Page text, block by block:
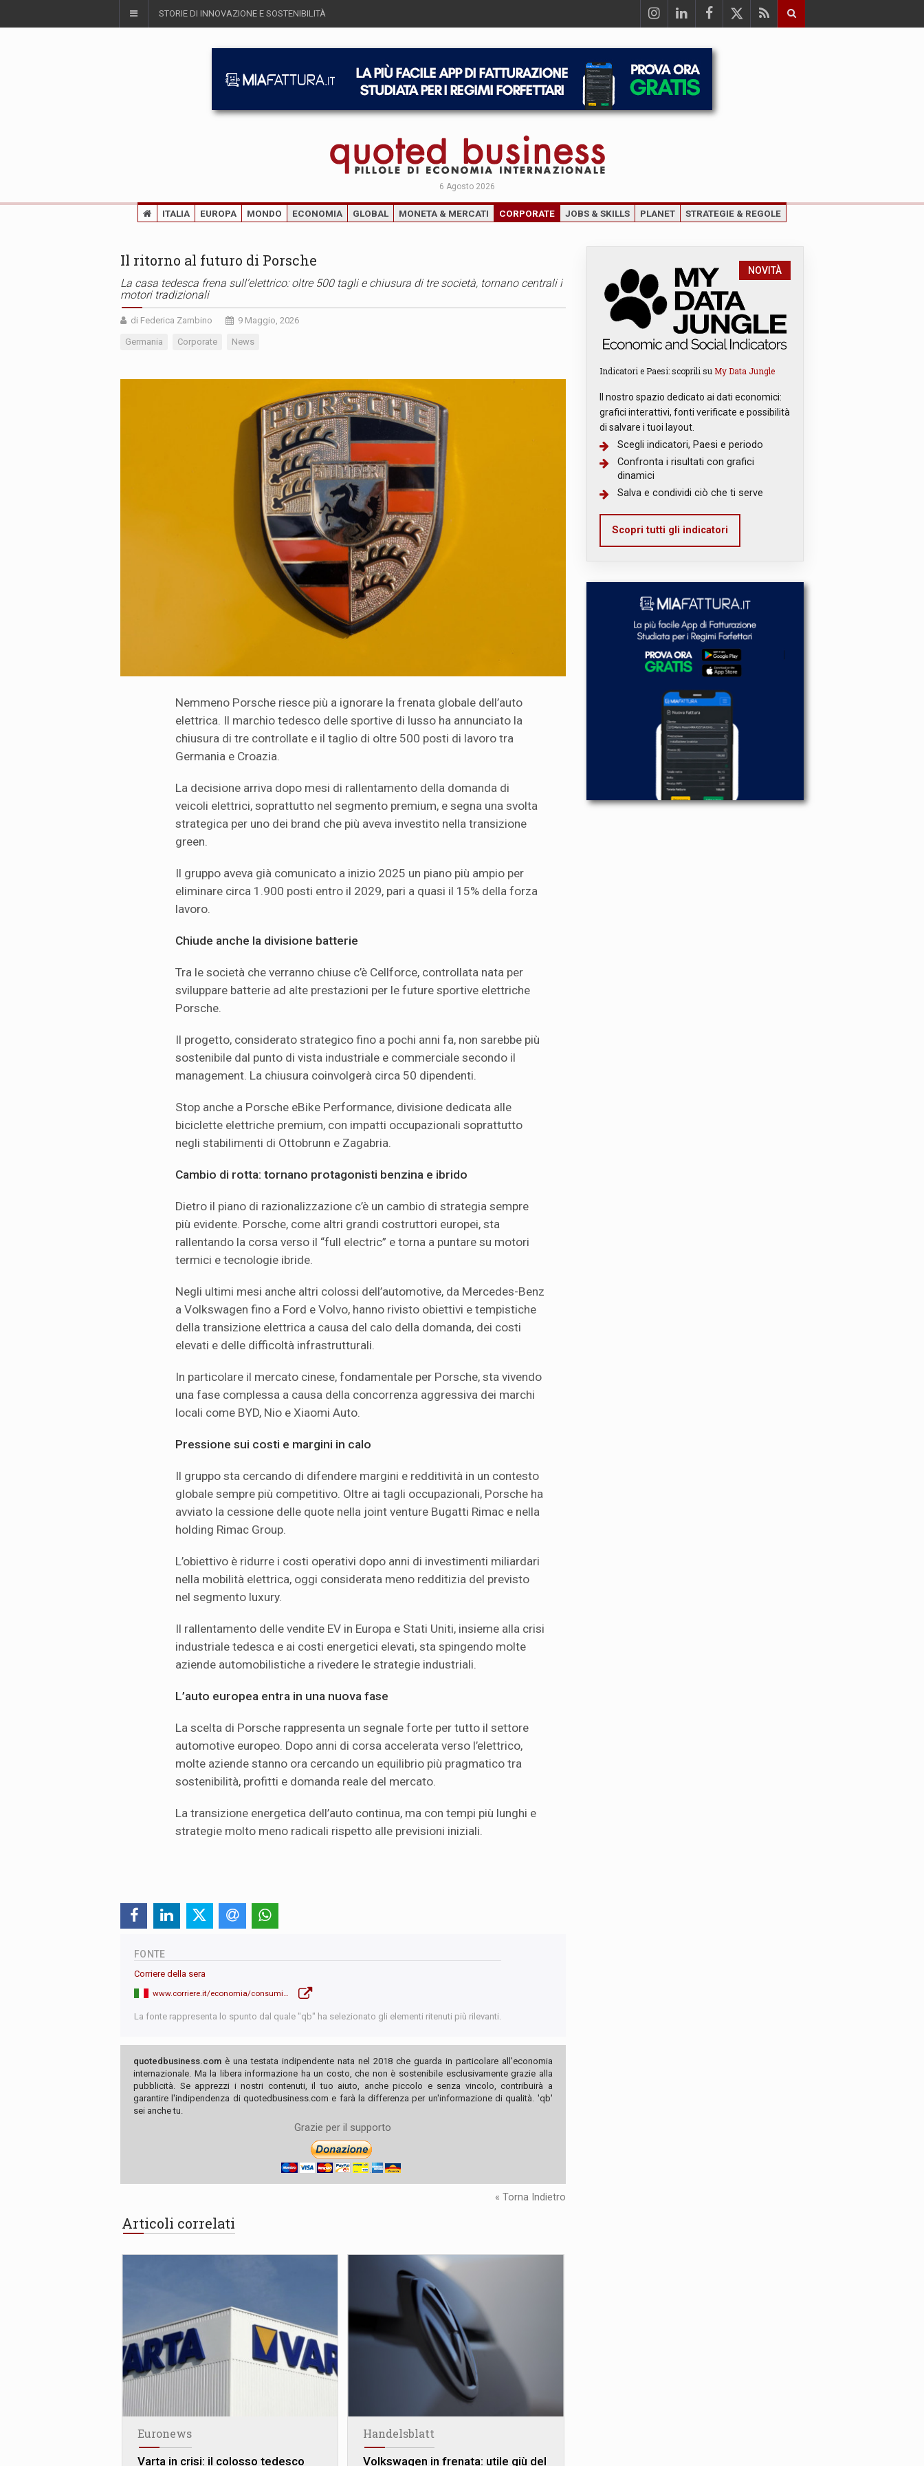
STORIE DI INNOVAZIONE E SOSTENIBILITÀ
6 Agosto 2026
ITALIA EUROPA MONDO ECONOMIA GLOBAL MONETA & MERCATI CORPORATE JOBS & SKILLS PLANET STRATEGIE & REGOLE
Il ritorno al futuro di Porsche
La casa tedesca frena sull’elettrico: oltre 500 tagli e chiusura di tre società, tornano centrali i
motori tradizionali
di Federica Zambino 9 Maggio, 2026
Germania Corporate News
Nemmeno Porsche riesce più a ignorare la frenata globale dell’auto
elettrica. Il marchio tedesco delle sportive di lusso ha annunciato la
chiusura di tre controllate e il taglio di oltre 500 posti di lavoro tra
Germania e Croazia.
La decisione arriva dopo mesi di rallentamento della domanda di
veicoli elettrici, soprattutto nel segmento premium, e segna una svolta
strategica per uno dei brand che più aveva investito nella transizione
green.
Il gruppo aveva già comunicato a inizio 2025 un piano più ampio per
eliminare circa 1.900 posti entro il 2029, pari a quasi il 15% della forza
lavoro.
Chiude anche la divisione batterie
Tra le società che verranno chiuse c’è Cellforce, controllata nata per
sviluppare batterie ad alte prestazioni per le future sportive elettriche
Porsche.
Il progetto, considerato strategico fino a pochi anni fa, non sarebbe più
sostenibile dal punto di vista industriale e commerciale secondo il
management. La chiusura coinvolgerà circa 50 dipendenti.
Stop anche a Porsche eBike Performance, divisione dedicata alle
biciclette elettriche premium, con impatti occupazionali soprattutto
negli stabilimenti di Ottobrunn e Zagabria.
Cambio di rotta: tornano protagonisti benzina e ibrido
Dietro il piano di razionalizzazione c’è un cambio di strategia sempre
più evidente. Porsche, come altri grandi costruttori europei, sta
rallentando la corsa verso il “full electric” e torna a puntare su motori
termici e tecnologie ibride.
Negli ultimi mesi anche altri colossi dell’automotive, da Mercedes-Benz
a Volkswagen fino a Ford e Volvo, hanno rivisto obiettivi e tempistiche
della transizione elettrica a causa del calo della domanda, dei costi
elevati e delle difficoltà infrastrutturali.
In particolare il mercato cinese, fondamentale per Porsche, sta vivendo
una fase complessa a causa della concorrenza aggressiva dei marchi
locali come BYD, Nio e Xiaomi Auto.
Pressione sui costi e margini in calo
Il gruppo sta cercando di difendere margini e redditività in un contesto
globale sempre più competitivo. Oltre ai tagli occupazionali, Porsche ha
avviato la cessione delle quote nella joint venture Bugatti Rimac e nella
holding Rimac Group.
L’obiettivo è ridurre i costi operativi dopo anni di investimenti miliardari
nella mobilità elettrica, oggi considerata meno redditizia del previsto
nel segmento luxury.
Il rallentamento delle vendite EV in Europa e Stati Uniti, insieme alla crisi
industriale tedesca e ai costi energetici elevati, sta spingendo molte
aziende automobilistiche a rivedere le strategie industriali.
L’auto europea entra in una nuova fase
La scelta di Porsche rappresenta un segnale forte per tutto il settore
automotive europeo. Dopo anni di corsa accelerata verso l’elettrico,
molte aziende stanno ora cercando un equilibrio più pragmatico tra
sostenibilità, profitti e domanda reale del mercato.
La transizione energetica dell’auto continua, ma con tempi più lunghi e
strategie molto meno radicali rispetto alle previsioni iniziali.
FONTE
Corriere della sera
La fonte rappresenta lo spunto dal quale "qb" ha selezionato gli elementi ritenuti più rilevanti.
quotedbusiness.com è una testata indipendente nata nel 2018 che guarda in particolare all'economia
internazionale. Ma la libera informazione ha un costo, che non è sostenibile esclusivamente grazie alla
pubblicità. Se apprezzi i nostri contenuti, il tuo aiuto, anche piccolo e senza vincolo, contribuirà a
garantire l'indipendenza di quotedbusiness.com e farà la differenza per un'informazione di qualità. 'qb'
sei anche tu.
Grazie per il supporto
« Torna Indietro
Articoli correlati
Euronews
Varta in crisi: il colosso tedesco
Handelsblatt
Volkswagen in frenata: utile giù del
NOVITÀ
Indicatori e Paesi: scoprili su My Data Jungle
Il nostro spazio dedicato ai dati economici:
grafici interattivi, fonti verificate e possibilità
di salvare i tuoi layout.
Scegli indicatori, Paesi e periodo
Confronta i risultati con grafici
dinamici
Salva e condividi ciò che ti serve
Scopri tutti gli indicatori